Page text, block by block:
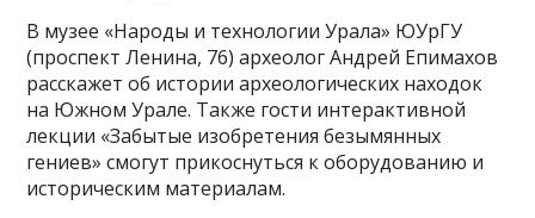
В музее «Народы и технологии Урала» ЮУрГУ
(проспект Ленина, 76) археолог Андрей Епимахов
расскажет об истории археологических находок
на Южном Урале. Также гости интерактивной
лекции «Забытые изобретения безымянных
гениев» смогут прикоснуться к оборудованию и
историческим материалам.